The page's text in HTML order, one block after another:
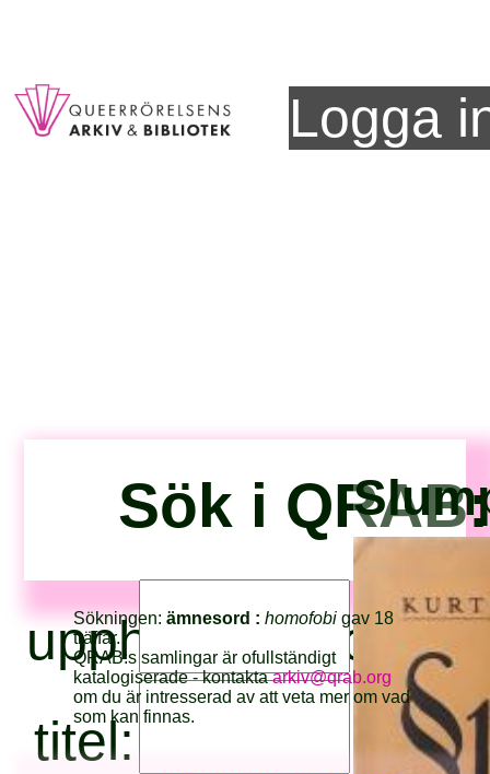
Logga
Sök i
upphovsperson:
titel:
Sökningen:ämnesord :homofobi gav 18
träffar.
QRAB:s samlingar är ofullständigt
katalogiserade - kontaktaarkiv@qrab.org
om du är intresserad av att veta mer om vad
som kan finnas.